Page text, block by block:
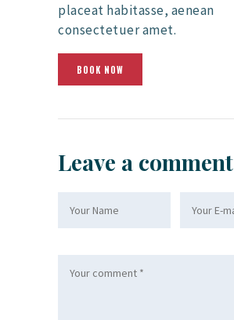
placeat habitasse, aenean
consectetuer amet.
BOOK NOW
Leave a comment